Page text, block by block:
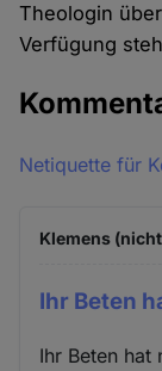
Theologin
Verfügung
Netiquette für
Klemens
Ihr Beten
Ihr Beten